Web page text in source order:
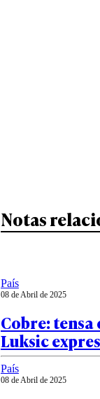
Notas
País
08 de Abril de 2025
Cobre:
Luksic
País
08 de Abril de 2025